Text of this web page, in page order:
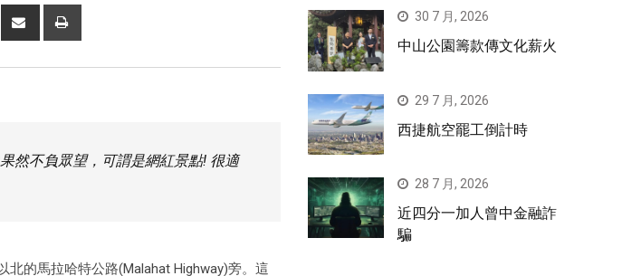
然不負眾望，可謂是網紅景點! 很適
的馬拉哈特公路(Malahat Highway)旁。這
30 7 月, 2026
中山公園籌款傳文化薪火
29 7 月, 2026
西捷航空罷工倒計時
28 7 月, 2026
近四分一加人曾中金融詐
騙